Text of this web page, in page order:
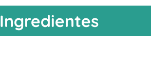
Ingredientes